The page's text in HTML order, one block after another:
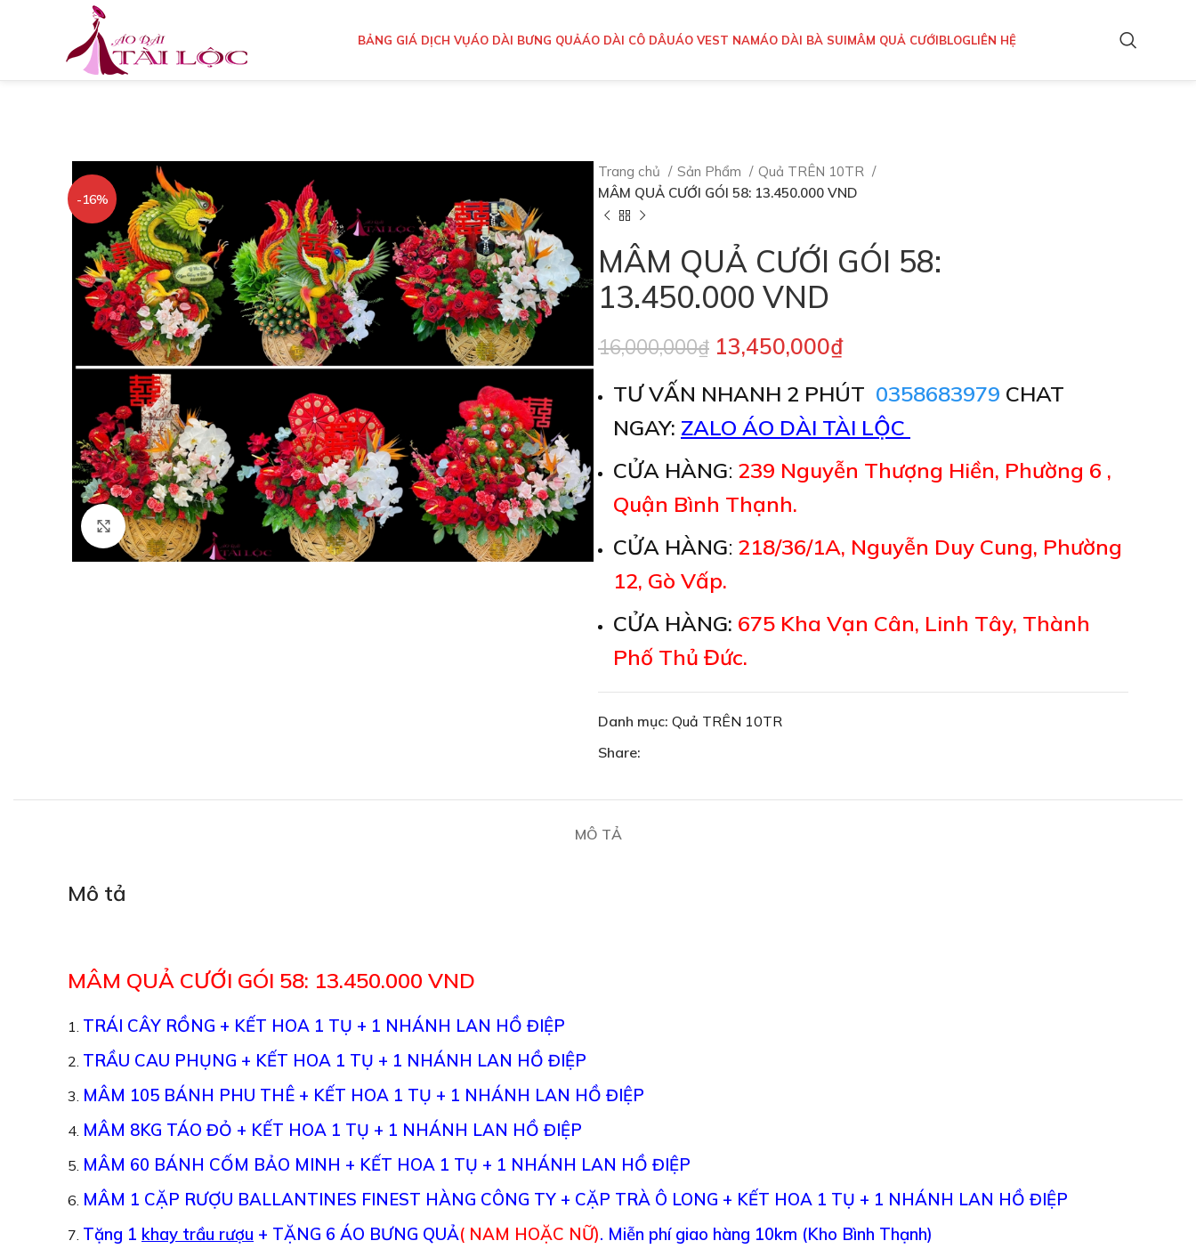
BẢNG GIÁ DỊCH VỤÁO DÀI BƯNG QUẢÁO DÀI CÔ DÂUÁO VEST NAMÁO DÀI BÀ SUIMÂM QUẢ CƯỚIBLOGLIÊN HỆ
-16%
Click to enlarge
Trang chủ Sản Phẩm
Quả TRÊN 10TR
MÂM QUẢ CƯỚI GÓI 58: 13.450.000 VND
MÂM QUẢ CƯỚI GÓI 58:
13.450.000 VND
16,000,000₫ 13,450,000₫
TƯ VẤN NHANH 2 PHÚT 0358683979 CHAT
NGAY: ZALO ÁO DÀI TÀI LỘC
CỬA HÀNG: 239 Nguyễn Thượng Hiền, Phường 6 ,
Quận Bình Thạnh.
CỬA HÀNG: 218/36/1A, Nguyễn Duy Cung, Phường
12, Gò Vấp.
CỬA HÀNG: 675 Kha Vạn Cân, Linh Tây, Thành
Phố Thủ Đức.
Danh mục: Quả TRÊN 10TR
Share:
MÔ TẢ
Mô tả
MÂM QUẢ CƯỚI GÓI 58: 13.450.000 VND
TRÁI CÂY RỒNG + KẾT HOA 1 TỤ + 1 NHÁNH LAN HỒ ĐIỆP
TRẦU CAU PHỤNG + KẾT HOA 1 TỤ + 1 NHÁNH LAN HỒ ĐIỆP
MÂM 105 BÁNH PHU THÊ + KẾT HOA 1 TỤ + 1 NHÁNH LAN HỒ ĐIỆP
MÂM 8KG TÁO ĐỎ + KẾT HOA 1 TỤ + 1 NHÁNH LAN HỒ ĐIỆP
MÂM 60 BÁNH CỐM BẢO MINH + KẾT HOA 1 TỤ + 1 NHÁNH LAN HỒ ĐIỆP
MÂM 1 CẶP RƯỢU BALLANTINES FINEST HÀNG CÔNG TY + CẶP TRÀ Ô LONG + KẾT HOA 1 TỤ + 1 NHÁNH LAN HỒ ĐIỆP
Tặng 1 khay trầu rượu + TẶNG 6 ÁO BƯNG QUẢ( NAM HOẶC NỮ). Miễn phí giao hàng 10km (Kho Bình Thạnh)